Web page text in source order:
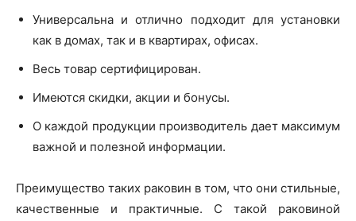
Универсальна и отлично подходит для установки
как в домах, так и в квартирах, офисах.
Весь товар сертифицирован.
Имеются скидки, акции и бонусы.
О каждой продукции производитель дает максимум
важной и полезной информации.
Преимущество таких раковин в том, что они стильные,
качественные и практичные. С такой раковиной